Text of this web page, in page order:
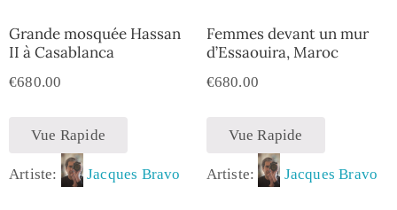
Grande mosquée Hassan
II à Casablanca
€680.00
Vue Rapide
Artiste: Jacques Bravo
Femmes devant un mur
d’Essaouira, Maroc
€680.00
Vue Rapide
Artiste: Jacques Bravo